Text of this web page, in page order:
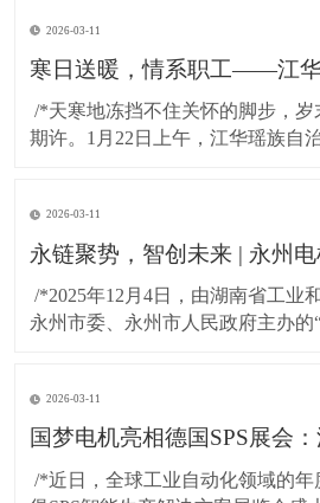
2026-03-11
期许。1月22日上午，江华瑶族自
挂，专程到访湖南国梦科技开展慰
守岗位的困难职工送上精心准备
2026-03-11
永州市委、永州市人民政府主办的
图”为主题，汇聚了政府领导、行
共商发展大计，共谋协同未来。*
2026-03-11